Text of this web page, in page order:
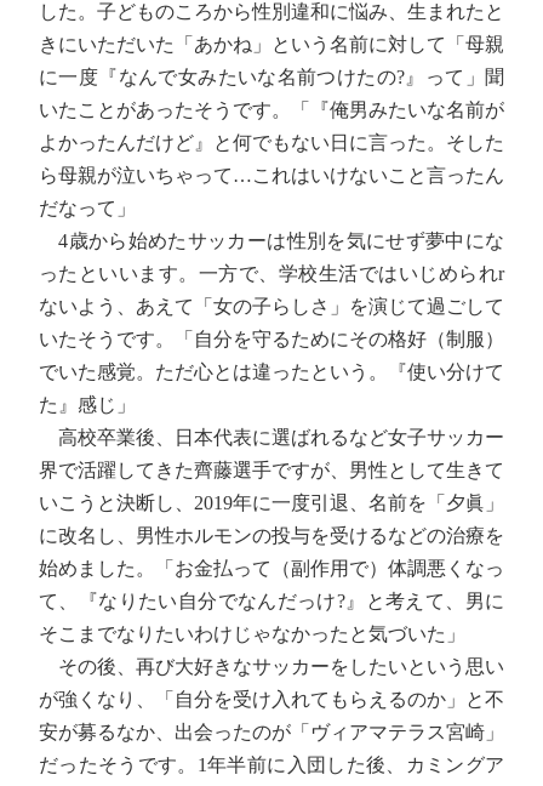
した。子どものころから性別違和に悩み、生まれたと
きにいただいた「あかね」という名前に対して「母親
に一度『なんで女みたいな名前つけたの?』って」聞
いたことがあったそうです。「『俺男みたいな名前が
よかったんだけど』と何でもない日に言った。そした
ら母親が泣いちゃって…これはいけないこと言ったん
だなって」
4歳から始めたサッカーは性別を気にせず夢中にな
ったといいます。一方で、学校生活ではいじめられr
ないよう、あえて「女の子らしさ」を演じて過ごして
いたそうです。「自分を守るためにその格好（制服）
でいた感覚。ただ心とは違ったという。『使い分けて
た』感じ」
高校卒業後、日本代表に選ばれるなど女子サッカー
界で活躍してきた齊藤選手ですが、男性として生きて
いこうと決断し、2019年に一度引退、名前を「夕眞」
に改名し、男性ホルモンの投与を受けるなどの治療を
始めました。「お金払って（副作用で）体調悪くなっ
て、『なりたい自分でなんだっけ?』と考えて、男に
そこまでなりたいわけじゃなかったと気づいた」
その後、再び大好きなサッカーをしたいという思い
が強くなり、「自分を受け入れてもらえるのか」と不
安が募るなか、出会ったのが「ヴィアマテラス宮崎」
だったそうです。1年半前に入団した後、カミングア